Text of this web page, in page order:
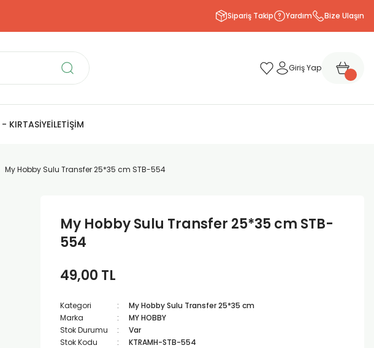
Sipariş Takip Yardım Bize Ulaşın
Giriş Yap
KIRTASİYEİLETİŞİM
My Hobby Sulu Transfer 25*35 cm STB-554
My Hobby Sulu Transfer 25*35 cm STB-
554
49,00 TL
Kategori
My Hobby Sulu Transfer 25*35 cm
Marka
MY HOBBY
Stok Durumu
Var
Stok Kodu
KTRAMH-STB-554